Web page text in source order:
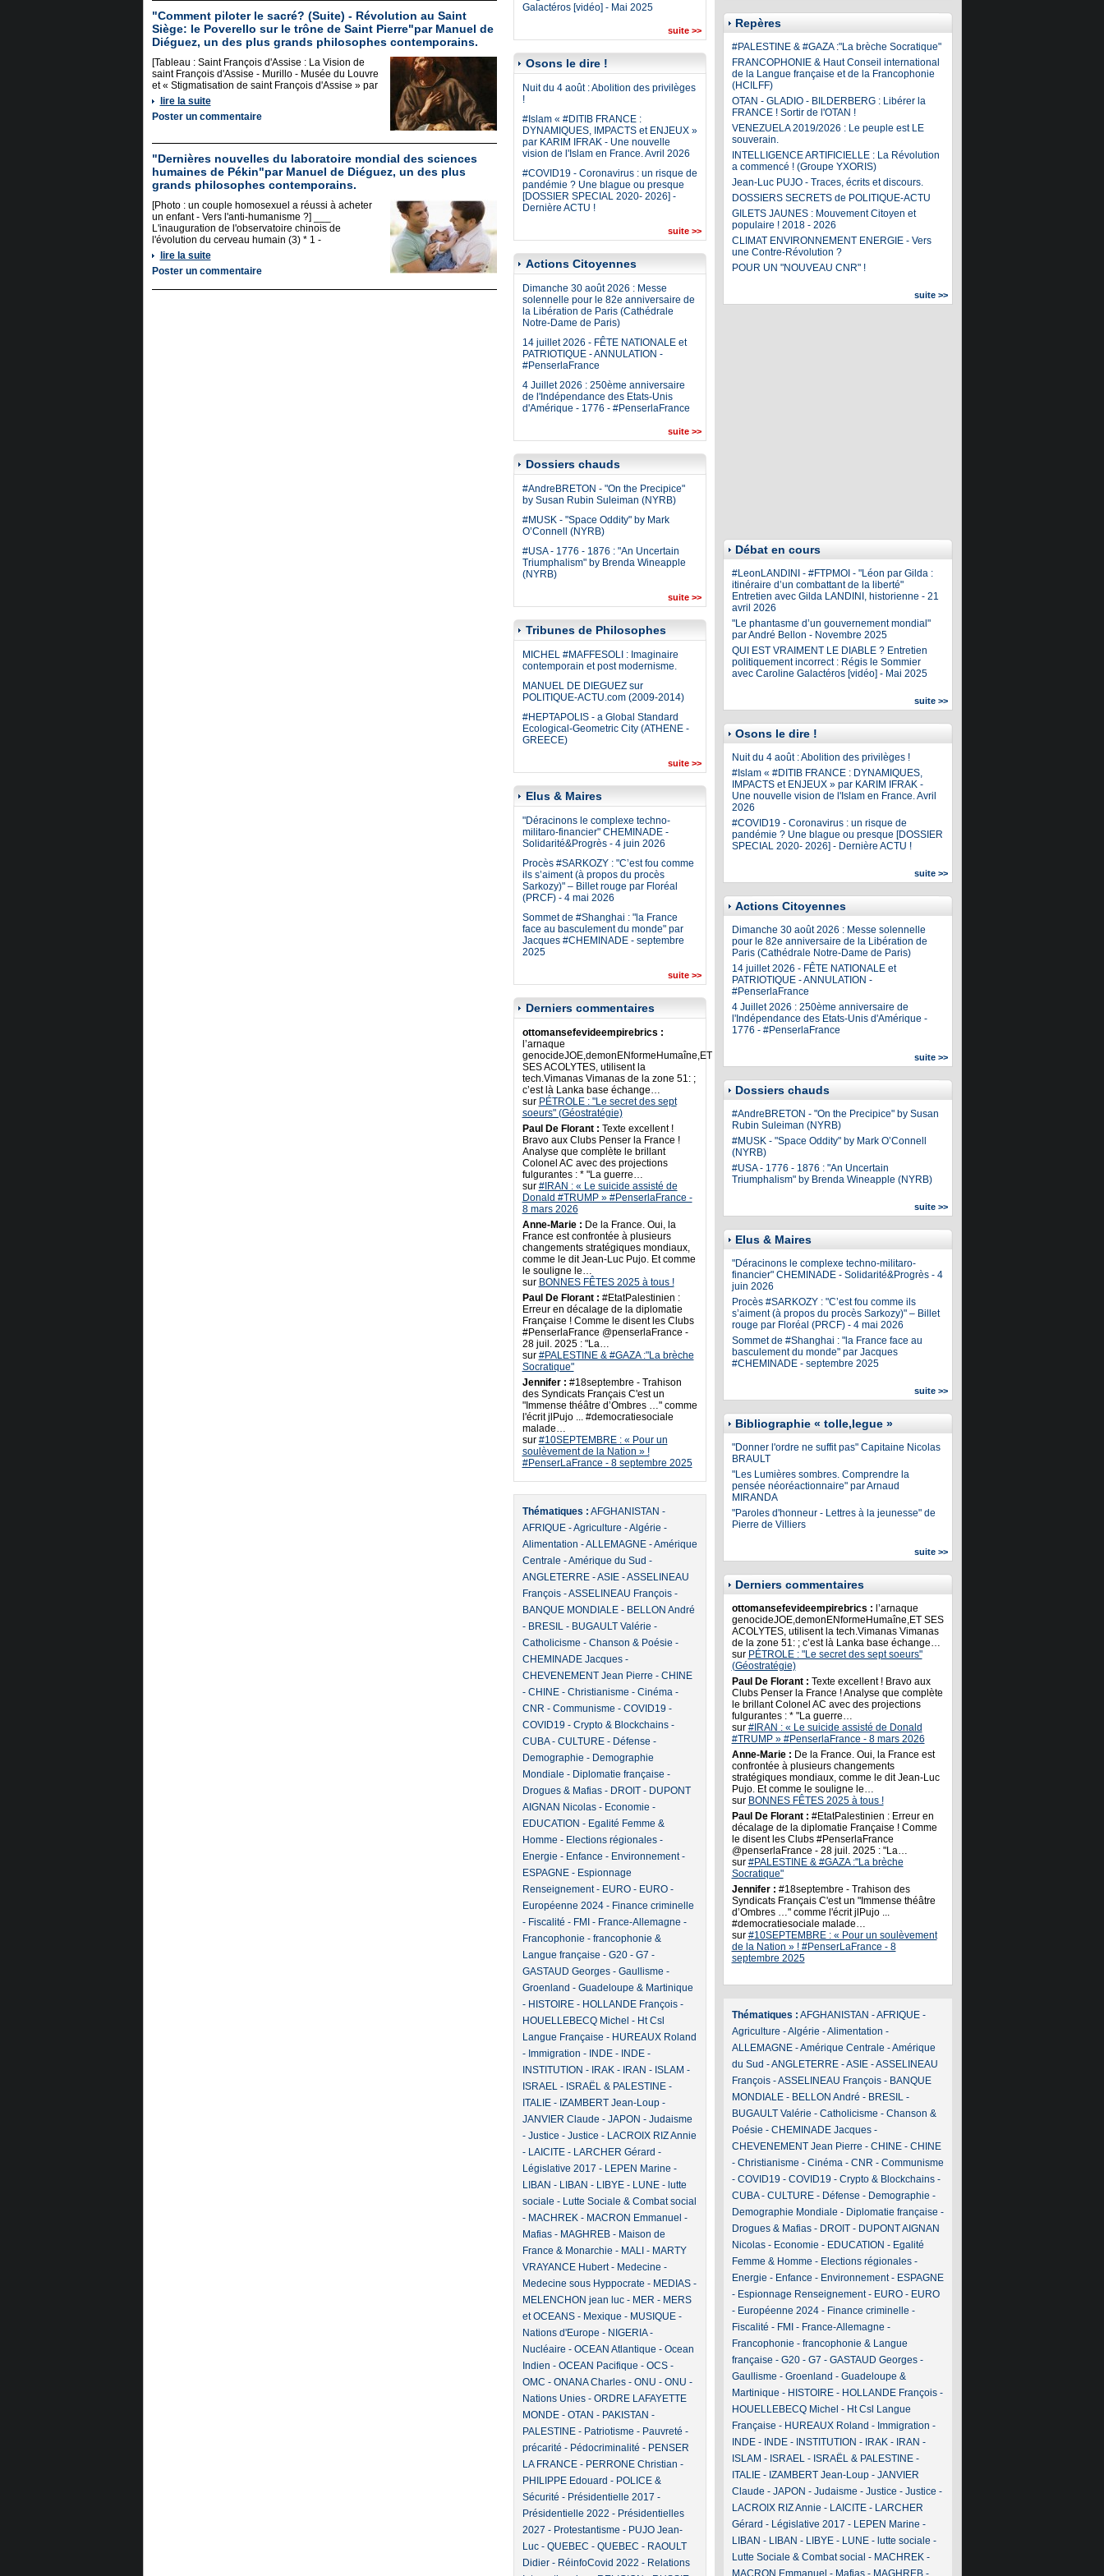
"Comment piloter le sacré? (Suite) - Révolution au Saint
Siège: le Poverello sur le trône de Saint Pierre"par Manuel de
Diéguez, un des plus grands philosophes contemporains.
[Tableau : Saint François d'Assise : La Vision de
saint François d'Assise - Murillo - Musée du Louvre
et « Stigmatisation de saint François d'Assise » par
lire la suite
Poster un commentaire
"Dernières nouvelles du laboratoire mondial des sciences
humaines de Pékin"par Manuel de Diéguez, un des plus
grands philosophes contemporains.
[Photo : un couple homosexuel a réussi à acheter
un enfant - Vers l'anti-humanisme ?] ___
L'inauguration de l'observatoire chinois de
l'évolution du cerveau humain (3) * 1 -
lire la suite
Poster un commentaire
Galactéros [vidéo] - Mai 2025
suite >>
Osons le dire !
Nuit du 4 août : Abolition des privilèges
!
#Islam « #DITIB FRANCE :
DYNAMIQUES, IMPACTS et ENJEUX »
par KARIM IFRAK - Une nouvelle
vision de l'Islam en France. Avril 2026
#COVID19 - Coronavirus : un risque de
pandémie ? Une blague ou presque
[DOSSIER SPECIAL 2020- 2026] -
Dernière ACTU !
suite >>
Actions Citoyennes
Dimanche 30 août 2026 : Messe
solennelle pour le 82e anniversaire de
la Libération de Paris (Cathédrale
Notre-Dame de Paris)
14 juillet 2026 - FÊTE NATIONALE et
PATRIOTIQUE - ANNULATION -
#PenserlaFrance
4 Juillet 2026 : 250ème anniversaire
de l'Indépendance des Etats-Unis
d'Amérique - 1776 - #PenserlaFrance
suite >>
Dossiers chauds
#AndreBRETON - "On the Precipice"
by Susan Rubin Suleiman (NYRB)
#MUSK - "Space Oddity" by Mark
O’Connell (NYRB)
#USA - 1776 - 1876 : "An Uncertain
Triumphalism" by Brenda Wineapple
(NYRB)
suite >>
Tribunes de Philosophes
MICHEL #MAFFESOLI : Imaginaire
contemporain et post modernisme.
MANUEL DE DIEGUEZ sur
POLITIQUE-ACTU.com (2009-2014)
#HEPTAPOLIS - a Global Standard
Ecological-Geometric City (ATHENE -
GREECE)
suite >>
Elus & Maires
"Déracinons le complexe techno-
militaro-financier" CHEMINADE -
Solidarité&Progrès - 4 juin 2026
Procès #SARKOZY : "C’est fou comme
ils s’aiment (à propos du procès
Sarkozy)" – Billet rouge par Floréal
(PRCF) - 4 mai 2026
Sommet de #Shanghai : "la France
face au basculement du monde" par
Jacques #CHEMINADE - septembre
2025
suite >>
Derniers commentaires
ottomansefevideempirebrics :
l’arnaque
genocideJOE,demonENformeHumaîne,ET
SES ACOLYTES, utilisent la
tech.Vimanas Vimanas de la zone 51: ;
c’est là Lanka base échange…
sur PÉTROLE : "Le secret des sept
soeurs" (Géostratégie)
Paul De Florant : Texte excellent !
Bravo aux Clubs Penser la France !
Analyse que complète le brillant
Colonel AC avec des projections
fulgurantes : * "La guerre…
sur #IRAN : « Le suicide assisté de
Donald #TRUMP » #PenserlaFrance -
8 mars 2026
Anne-Marie : De la France. Oui, la
France est confrontée à plusieurs
changements stratégiques mondiaux,
comme le dit Jean-Luc Pujo. Et comme
le souligne le…
sur BONNES FÊTES 2025 à tous !
Paul De Florant : #EtatPalestinien :
Erreur en décalage de la diplomatie
Française ! Comme le disent les Clubs
#PenserlaFrance @penserlaFrance -
28 juil. 2025 : "La…
sur #PALESTINE & #GAZA :"La brèche
Socratique"
Jennifer : #18septembre - Trahison
des Syndicats Français C'est un
"Immense théâtre d’Ombres …" comme
l'écrit jlPujo ... #democratiesociale
malade…
sur #10SEPTEMBRE : « Pour un
soulèvement de la Nation » !
#PenserLaFrance - 8 septembre 2025
Thématiques : AFGHANISTAN -
AFRIQUE-Agriculture -Algérie -
Alimentation -ALLEMAGNE-Amérique
Centrale -Amérique du Sud -
ANGLETERRE-ASIE-ASSELINEAU
François-ASSELINEAU François-
BANQUE MONDIALE- BELLON André
- BRESIL- BUGAULT Valérie -
Catholicisme - Chanson & Poésie -
CHEMINADE Jacques-
CHEVENEMENT Jean Pierre - CHINE
- CHINE- Christianisme - Cinéma-
CNR - Communisme - COVID19 -
COVID19 - Crypto & Blockchains-
CUBA- CULTURE- Défense -
Demographie - Demographie
Mondiale - Diplomatie française -
Drogues & Mafias- DROIT- DUPONT
AIGNAN Nicolas- Economie -
EDUCATION - Egalité Femme &
Homme - Elections régionales-
Energie - Enfance - Environnement-
ESPAGNE- Espionnage
Renseignement- EURO- EURO-
Européenne 2024- Finance criminelle
- Fiscalité - FMI - France-Allemagne -
Francophonie - francophonie &
Langue française - G20- G7 -
GASTAUD Georges- Gaullisme -
Groenland - Guadeloupe & Martinique
- HISTOIRE- HOLLANDE François-
HOUELLEBECQ Michel - Ht Csl
Langue Française - HUREAUX Roland
- Immigration - INDE- INDE-
INSTITUTION - IRAK- IRAN - ISLAM -
ISRAEL- ISRAËL & PALESTINE-
ITALIE- IZAMBERT Jean-Loup-
JANVIER Claude - JAPON - Judaisme
- Justice - Justice - LACROIX RIZ Annie
- LAICITE- LARCHER Gérard -
Législative 2017 - LEPEN Marine -
LIBAN - LIBAN - LIBYE- LUNE- lutte
sociale - Lutte Sociale & Combat social
- MACHREK- MACRON Emmanuel -
Mafias- MAGHREB- Maison de
France & Monarchie - MALI - MARTY
VRAYANCE Hubert- Medecine -
Medecine sous Hyppocrate - MEDIAS-
MELENCHON jean luc- MER - MERS
et OCEANS- Mexique - MUSIQUE-
Nations d'Europe - NIGERIA-
Nucléaire - OCEAN Atlantique - Ocean
Indien - OCEAN Pacifique - OCS-
OMC - ONANA Charles- ONU - ONU -
Nations Unies- ORDRE LAFAYETTE
MONDE- OTAN - PAKISTAN -
PALESTINE- Patriotisme - Pauvreté -
précarité - Pédocriminalité - PENSER
LA FRANCE- PERRONE Christian -
PHILIPPE Edouard - POLICE &
Sécurité - Présidentielle 2017 -
Présidentielle 2022 - Présidentielles
2027 - Protestantisme - PUJO Jean-
Luc- QUEBEC - QUEBEC - RAOULT
Didier- RéinfoCovid 2022 - Relations
Repères
#PALESTINE & #GAZA :"La brèche Socratique"
FRANCOPHONIE & Haut Conseil international
de la Langue française et de la Francophonie
(HCILFF)
OTAN - GLADIO - BILDERBERG : Libérer la
FRANCE ! Sortir de l'OTAN !
VENEZUELA 2019/2026 : Le peuple est LE
souverain.
INTELLIGENCE ARTIFICIELLE : La Révolution
a commencé ! (Groupe YXORIS)
Jean-Luc PUJO - Traces, écrits et discours.
DOSSIERS SECRETS de POLITIQUE-ACTU
GILETS JAUNES : Mouvement Citoyen et
populaire ! 2018 - 2026
CLIMAT ENVIRONNEMENT ENERGIE - Vers
une Contre-Révolution ?
POUR UN "NOUVEAU CNR" !
suite >>
Débat en cours
#LeonLANDINI - #FTPMOI - "Léon par Gilda :
itinéraire d’un combattant de la liberté"
Entretien avec Gilda LANDINI, historienne - 21
avril 2026
"Le phantasme d’un gouvernement mondial"
par André Bellon - Novembre 2025
QUI EST VRAIMENT LE DIABLE ? Entretien
politiquement incorrect : Régis le Sommier
avec Caroline Galactéros [vidéo] - Mai 2025
suite >>
Osons le dire !
Nuit du 4 août : Abolition des privilèges !
#Islam « #DITIB FRANCE : DYNAMIQUES,
IMPACTS et ENJEUX » par KARIM IFRAK -
Une nouvelle vision de l'Islam en France. Avril
2026
#COVID19 - Coronavirus : un risque de
pandémie ? Une blague ou presque [DOSSIER
SPECIAL 2020- 2026] - Dernière ACTU !
suite >>
Actions Citoyennes
Dimanche 30 août 2026 : Messe solennelle
pour le 82e anniversaire de la Libération de
Paris (Cathédrale Notre-Dame de Paris)
14 juillet 2026 - FÊTE NATIONALE et
PATRIOTIQUE - ANNULATION -
#PenserlaFrance
4 Juillet 2026 : 250ème anniversaire de
l'Indépendance des Etats-Unis d'Amérique -
1776 - #PenserlaFrance
suite >>
Dossiers chauds
#AndreBRETON - "On the Precipice" by Susan
Rubin Suleiman (NYRB)
#MUSK - "Space Oddity" by Mark O’Connell
(NYRB)
#USA - 1776 - 1876 : "An Uncertain
Triumphalism" by Brenda Wineapple (NYRB)
suite >>
Elus & Maires
"Déracinons le complexe techno-militaro-
financier" CHEMINADE - Solidarité&Progrès - 4
juin 2026
Procès #SARKOZY : "C’est fou comme ils
s’aiment (à propos du procès Sarkozy)" – Billet
rouge par Floréal (PRCF) - 4 mai 2026
Sommet de #Shanghai : "la France face au
basculement du monde" par Jacques
#CHEMINADE - septembre 2025
suite >>
Bibliographie « tolle,legue »
"Donner l'ordre ne suffit pas" Capitaine Nicolas
BRAULT
"Les Lumières sombres. Comprendre la
pensée néoréactionnaire" par Arnaud
MIRANDA
"Paroles d'honneur - Lettres à la jeunesse" de
Pierre de Villiers
suite >>
Derniers commentaires
ottomansefevideempirebrics : l’arnaque
genocideJOE,demonENformeHumaîne,ET SES
ACOLYTES, utilisent la tech.Vimanas Vimanas
de la zone 51: ; c’est là Lanka base échange…
sur PÉTROLE : "Le secret des sept soeurs"
(Géostratégie)
Paul De Florant : Texte excellent ! Bravo aux
Clubs Penser la France ! Analyse que complète
le brillant Colonel AC avec des projections
fulgurantes : * "La guerre…
sur #IRAN : « Le suicide assisté de Donald
#TRUMP » #PenserlaFrance - 8 mars 2026
Anne-Marie : De la France. Oui, la France est
confrontée à plusieurs changements
stratégiques mondiaux, comme le dit Jean-Luc
Pujo. Et comme le souligne le…
sur BONNES FÊTES 2025 à tous !
Paul De Florant : #EtatPalestinien : Erreur en
décalage de la diplomatie Française ! Comme
le disent les Clubs #PenserlaFrance
@penserlaFrance - 28 juil. 2025 : "La…
sur #PALESTINE & #GAZA :"La brèche
Socratique"
Jennifer : #18septembre - Trahison des
Syndicats Français C'est un "Immense théâtre
d’Ombres …" comme l'écrit jlPujo ...
#democratiesociale malade…
sur #10SEPTEMBRE : « Pour un soulèvement
de la Nation » ! #PenserLaFrance - 8
septembre 2025
Thématiques : AFGHANISTAN -AFRIQUE-
Agriculture -Algérie -Alimentation -
ALLEMAGNE-Amérique Centrale -Amérique
du Sud -ANGLETERRE-ASIE-ASSELINEAU
François-ASSELINEAU François- BANQUE
MONDIALE- BELLON André - BRESIL-
BUGAULT Valérie - Catholicisme - Chanson &
Poésie - CHEMINADE Jacques-
CHEVENEMENT Jean Pierre - CHINE- CHINE
- Christianisme - Cinéma- CNR - Communisme
- COVID19 - COVID19 - Crypto & Blockchains-
CUBA- CULTURE- Défense - Demographie -
Demographie Mondiale - Diplomatie française -
Drogues & Mafias- DROIT- DUPONT AIGNAN
Nicolas- Economie - EDUCATION - Egalité
Femme & Homme - Elections régionales-
Energie - Enfance - Environnement- ESPAGNE
- Espionnage Renseignement- EURO- EURO
- Européenne 2024- Finance criminelle -
Fiscalité - FMI - France-Allemagne -
Francophonie - francophonie & Langue
française - G20- G7 - GASTAUD Georges-
Gaullisme - Groenland - Guadeloupe &
Martinique - HISTOIRE- HOLLANDE François-
HOUELLEBECQ Michel - Ht Csl Langue
Française - HUREAUX Roland - Immigration -
INDE- INDE- INSTITUTION - IRAK- IRAN -
ISLAM - ISRAEL- ISRAËL & PALESTINE-
ITALIE- IZAMBERT Jean-Loup- JANVIER
Claude - JAPON - Judaisme - Justice - Justice -
LACROIX RIZ Annie - LAICITE- LARCHER
Gérard - Législative 2017 - LEPEN Marine -
LIBAN - LIBAN - LIBYE- LUNE- lutte sociale -
Lutte Sociale & Combat social - MACHREK-
MACRON Emmanuel - Mafias- MAGHREB-